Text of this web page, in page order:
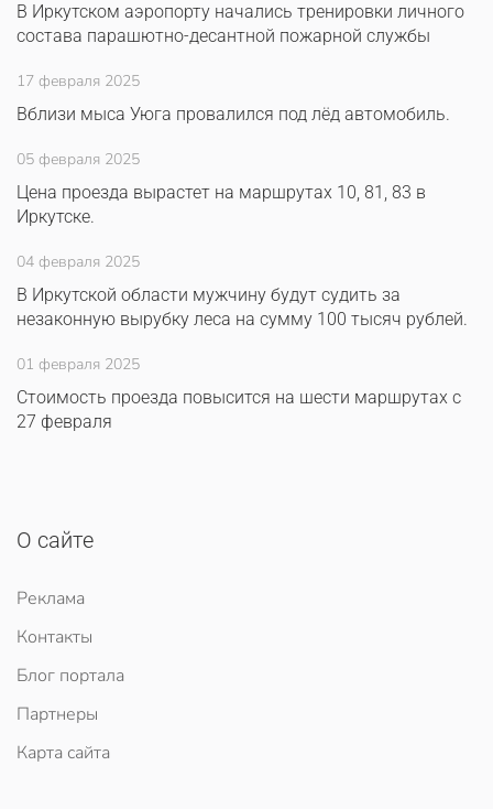
В Иркутском аэропорту начались тренировки личного
состава парашютно-десантной пожарной службы
17 февраля 2025
Вблизи мыса Уюга провалился под лёд автомобиль.
05 февраля 2025
Цена проезда вырастет на маршрутах 10, 81, 83 в
Иркутске.
04 февраля 2025
В Иркутской области мужчину будут судить за
незаконную вырубку леса на сумму 100 тысяч рублей.
01 февраля 2025
Стоимость проезда повысится на шести маршрутах с
27 февраля
О сайте
Реклама
Контакты
Блог портала
Партнеры
Карта сайта